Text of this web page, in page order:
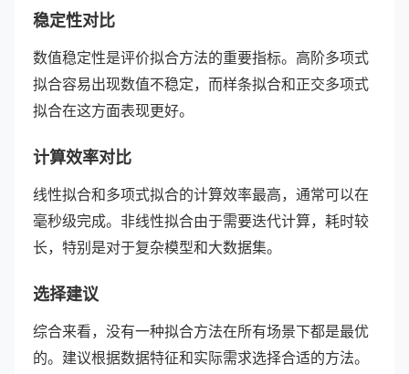
稳定性对比
数值稳定性是评价拟合方法的重要指标。高阶多项式
拟合容易出现数值不稳定，而样条拟合和正交多项式
拟合在这方面表现更好。
计算效率对比
线性拟合和多项式拟合的计算效率最高，通常可以在
毫秒级完成。非线性拟合由于需要迭代计算，耗时较
长，特别是对于复杂模型和大数据集。
选择建议
综合来看，没有一种拟合方法在所有场景下都是最优
的。建议根据数据特征和实际需求选择合适的方法。